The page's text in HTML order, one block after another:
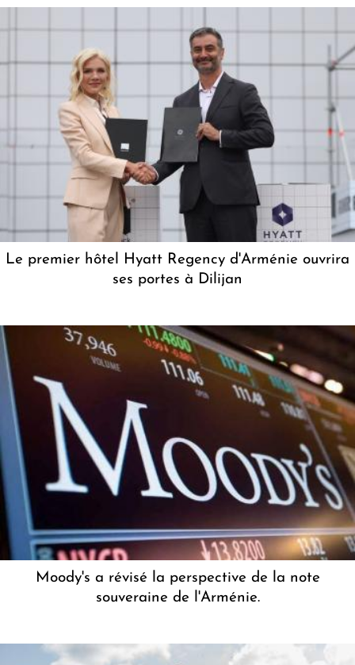
Le premier hôtel Hyatt Regency d'Arménie ouvrira
ses portes à Dilijan
Moody's a révisé la perspective de la note
souveraine de l'Arménie.